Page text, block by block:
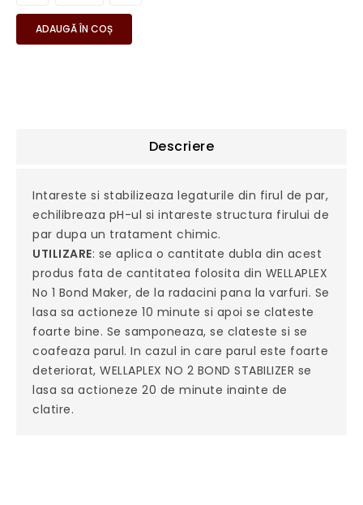
ADAUGĂ ÎN COȘ
Descriere
Intareste si stabilizeaza legaturile din firul de par,
echilibreaza pH-ul si intareste structura firului de
par dupa un tratament chimic.
UTILIZARE: se aplica o cantitate dubla din acest
produs fata de cantitatea folosita din WELLAPLEX
No 1 Bond Maker, de la radacini pana la varfuri. Se
lasa sa actioneze 10 minute si apoi se clateste
foarte bine. Se samponeaza, se clateste si se
coafeaza parul. In cazul in care parul este foarte
deteriorat, WELLAPLEX NO 2 BOND STABILIZER se
lasa sa actioneze 20 de minute inainte de
clatire.